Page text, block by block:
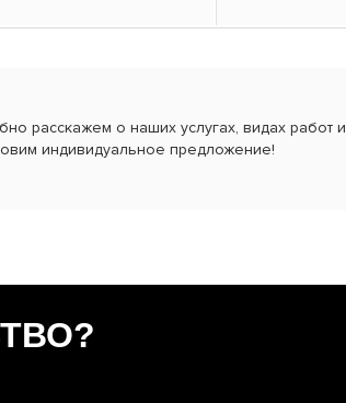
расскажем о наших услугах, видах работ
индивидуальное предложение!